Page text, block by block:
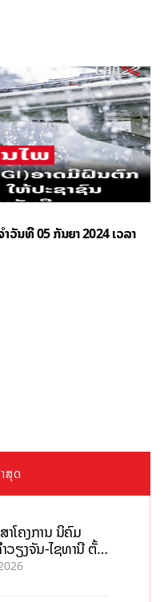
ວັນທີ 05 ກັນຍາ 2024 ເວລາ
ສຸດ
າໂຄງການ ນິຄົມ
ວຽງຈັນ-ໄຊທານີ ຕັ້ງ
ລ້ານໂດລາ, ສ້າງ